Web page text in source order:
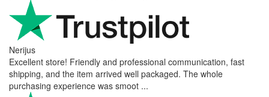
Nerijus
Excellent store! Friendly and professional communication, fast
shipping, and the item arrived well packaged. The whole
purchasing experience was smoot ...